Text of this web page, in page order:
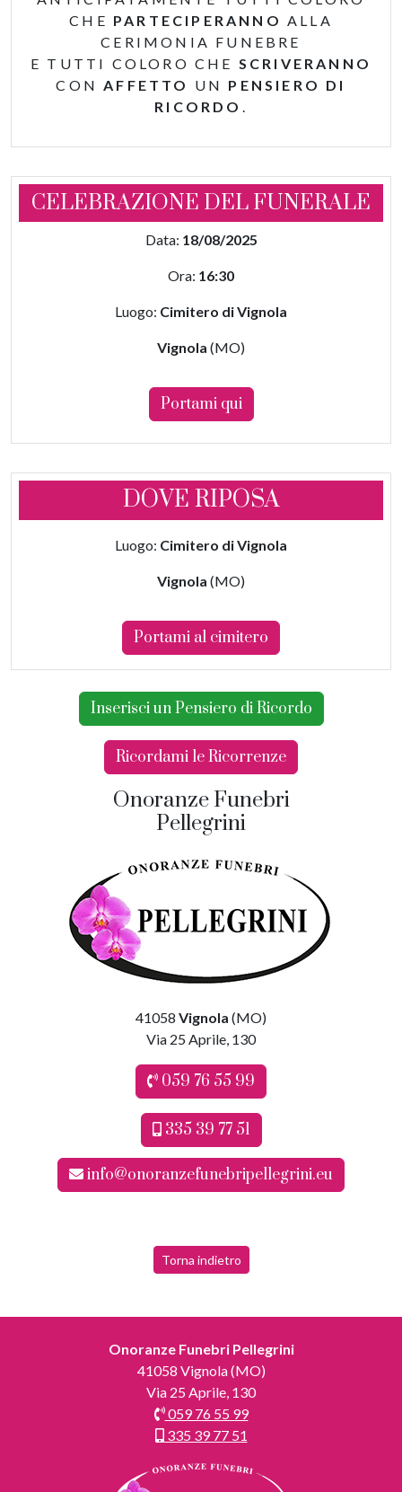
CHE PARTECIPERANNO ALLA
CERIMONIA FUNEBRE
E TUTTI COLORO CHE SCRIVERANNO
CONAFFETTO UN PENSIERO DI
RICORDO .
CELEBRAZIONE DEL FUNERALE
Data: 18/08/2025
Ora: 16:30
Luogo: Cimitero di Vignola
Vignola (MO)
Portami qui
DOVE RIPOSA
Luogo: Cimitero di Vignola
Vignola (MO)
Portami al cimitero
Inserisci un Pensiero di Ricordo
Ricordami le Ricorrenze
Onoranze Funebri
Pellegrini
41058 Vignola (MO)
Via 25 Aprile, 130
059 76 55 99
335 39 77 51
info@onoranzefunebripellegrini.eu
Torna indietro
Onoranze Funebri Pellegrini
41058 Vignola (MO)
Via 25 Aprile, 130
059 76 55 99
335 39 77 51